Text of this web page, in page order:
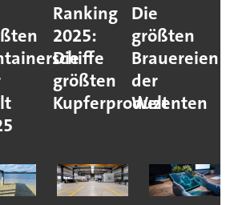
Ranking
2025:
Die
größten
Kupferproduzenten
Die
größten
Brauereien
der
Welt